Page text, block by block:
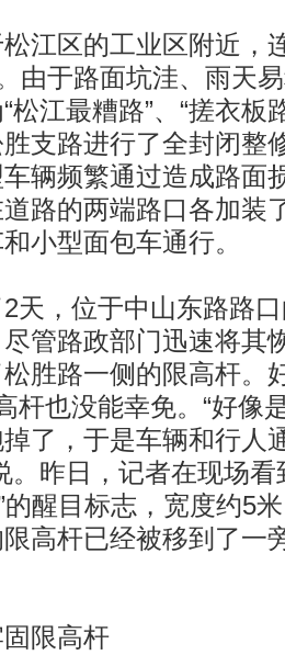
区的工业区附近，
由于路面坑洼、雨天
松江最糟路”、“搓衣板
支路进行了全封闭整
辆频繁通过造成路面
路的两端路口各加装
小型面包车通行。
，位于中山东路路口
管路政部门迅速将其
胜路一侧的限高杆。
杆也没能幸免。“好像
了，于是车辆和行人
。昨日，记者在现场
的醒目标志，宽度约5
高杆已经被移到了一
限高杆